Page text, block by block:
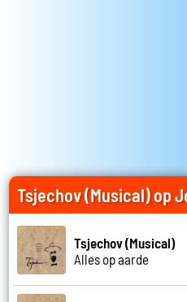
Tsjechov (Musical) op
Tsjechov (Musical)
Alles op aarde